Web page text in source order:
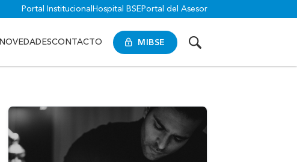
Portal Institucional Hospital BSE Portal del Asesor
MIBSE
NOVEDADESCONTACTO